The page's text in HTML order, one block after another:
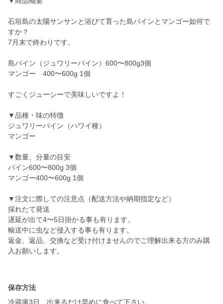
石垣島の太陽サンサンと浴びて育った島パインとマンゴー如何で
すか？
7月末で終わりです。
島パイン（ジュワリーパイン）600〜800g3個
マンゴー 400〜600g 1個
すごくジューシーで美味しいですよ！
▼品種・味の特徴
ジュワリーパイン（ハワイ種）
マンゴー
▼数量、分量の目安
パイン600〜800g 3個
マンゴー400〜600g 1個
▼注文に際しての注意点（配送方法や納期指定など）
採れたて発送
遅延が出て4〜5日掛かる事も有ります。
輸送中に虫など侵入する事も有ります。
返金、返品、交換など受け付けませんのでご理解出来る方のみ購
入お願いします。
保存方法
冷蔵庫3日 出来るだけ早めに食べて下さい。